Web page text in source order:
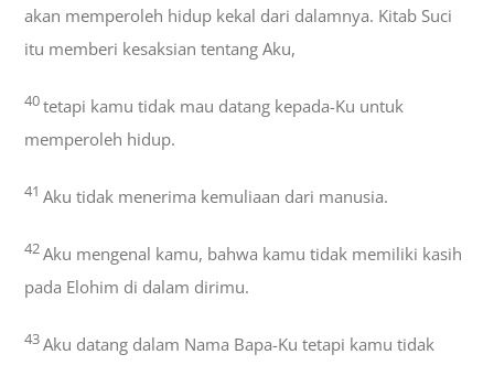
akan memperoleh hidup kekal dari dalamnya. Kitab Suci
itu memberi kesaksian tentang Aku,
40tetapi kamu tidak mau datang kepada-Ku untuk
memperoleh hidup.
41 Aku tidak menerima kemuliaan dari manusia.
42Aku mengenal kamu, bahwa kamu tidak memiliki kasih
pada Elohim di dalam dirimu.
43Aku datang dalam Nama Bapa-Ku tetapi kamu tidak